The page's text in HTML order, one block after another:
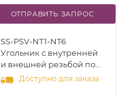
ОТПРАВИТЬ ЗАПРОС
SS-PSV-NT1-NT6
Угольник с внутренней
и внешней резьбой под
45°, [NPT 1/16" - NPT 3/8"],
нерж.сталь 316
Доступно для заказа